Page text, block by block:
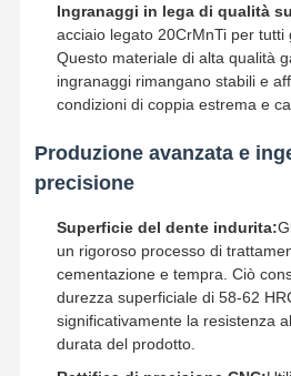
Ingranaggi in lega di qualità
acciaio legato 20CrMnTi per tutti
Questo materiale di alta qualità
ingranaggi rimangano stabili e
condizioni di coppia estrema e
Produzione avanzata e
precisione
Superficie del dente indurita:
un rigoroso processo di
cementazione e tempra. Ciò
durezza superficiale di 58-62
significativamente la resistenza
durata del prodotto.